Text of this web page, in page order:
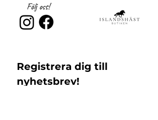
Följ oss!
Registrera dig till
nyhetsbrev!